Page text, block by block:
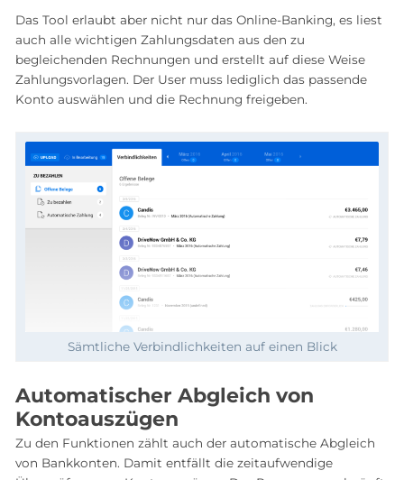
Das Tool erlaubt aber nicht nur das Online-Banking, es liest
auch alle wichtigen Zahlungsdaten aus den zu
begleichenden Rechnungen und erstellt auf diese Weise
Zahlungsvorlagen. Der User muss lediglich das passende
Konto auswählen und die Rechnung freigeben.
Sämtliche Verbindlichkeiten auf einen Blick
Automatischer Abgleich von
Kontoauszügen
Zu den Funktionen zählt auch der automatische Abgleich
von Bankkonten. Damit entfällt die zeitaufwendige